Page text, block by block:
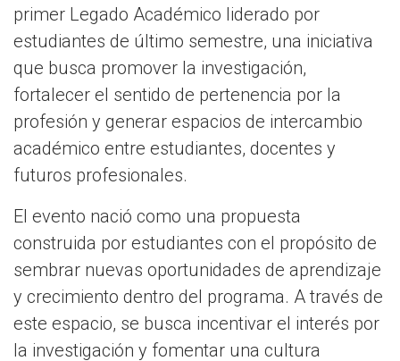
primer Legado Académico liderado por
estudiantes de último semestre, una iniciativa
que busca promover la investigación,
fortalecer el sentido de pertenencia por la
profesión y generar espacios de intercambio
académico entre estudiantes, docentes y
futuros profesionales.
El evento nació como una propuesta
construida por estudiantes con el propósito de
sembrar nuevas oportunidades de aprendizaje
y crecimiento dentro del programa. A través de
este espacio, se busca incentivar el interés por
la investigación y fomentar una cultura